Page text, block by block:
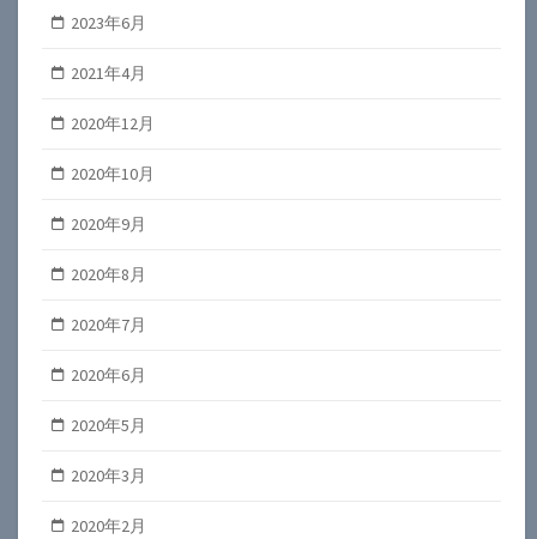
2023年6月
2021年4月
2020年12月
2020年10月
2020年9月
2020年8月
2020年7月
2020年6月
2020年5月
2020年3月
2020年2月